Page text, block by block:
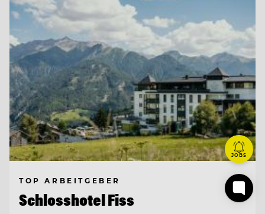
TOP ARBEITGEBER
Schlosshotel Fiss
JOBS